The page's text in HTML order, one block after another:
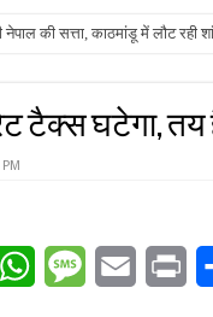
टैक्स घटेगा, तय
WhatsAppMessageEmail